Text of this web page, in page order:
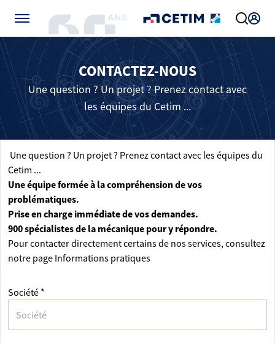
CONTACTEZ-NOUS
Une question ? Un projet ? Prenez contact avec
les équipes du Cetim ...
Une question ? Un projet ? Prenez contact avec les équipes du
Cetim ...
Une équipe formée à la compréhension de vos
problématiques.
Prise en charge immédiate de vos demandes.
900 spécialistes de la mécanique pour y répondre.
Pour contacter directement certains de nos services, consultez
notre page Informations pratiques
Société *